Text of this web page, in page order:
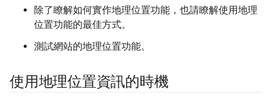
除了瞭解如何實作地理位置功能，也請瞭解使用地理
位置功能的最佳方式。
測試網站的地理位置功能。
使用地理位置資訊的時機